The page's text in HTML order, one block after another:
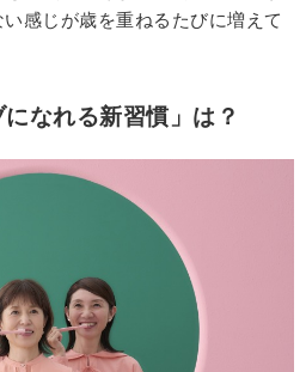
感じが歳を重ねるたびに増えて
なれる新習慣」は？